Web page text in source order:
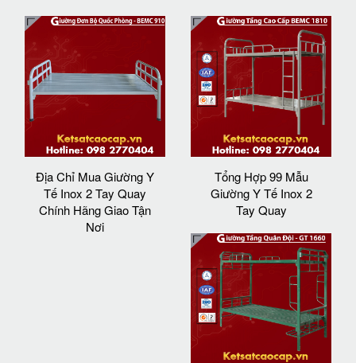
Địa Chỉ Mua Giường Y
Tế Inox 2 Tay Quay
Chính Hãng Giao Tận
Nơi
Tổng Hợp 99 Mẫu
Giường Y Tế Inox 2
Tay Quay